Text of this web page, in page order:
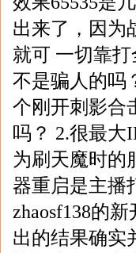
出来了，因为
就可 一切靠
不是骗人的吗
个刚开刺影合
吗？ 2.很最大
为刷天魔时
器重启是主播
zhaosf138的
出的结果确实